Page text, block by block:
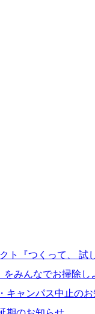
ト『つくって、 試
をみんなでお掃除
キャンパス中止の